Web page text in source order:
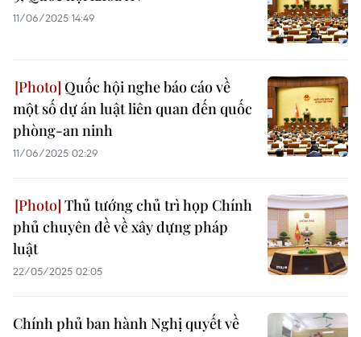
11/06/2025 14:49
Quốc hội nghe báo cáo về
một số dự án luật liên quan đến quốc
phòng-an ninh
11/06/2025 02:29
Thủ tướng chủ trì họp Chính
phủ chuyên đề về xây dựng pháp
luật
22/05/2025 02:05
Chính phủ ban hành Nghị quyết về